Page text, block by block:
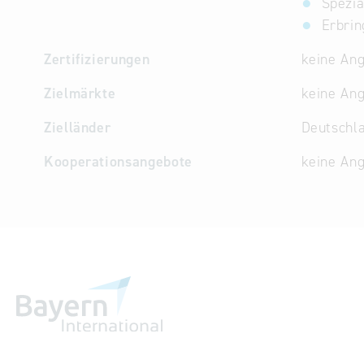
Zertifizierungen
keine
Zielmärkte
keine
Zielländer
Kooperationsangebote
keine